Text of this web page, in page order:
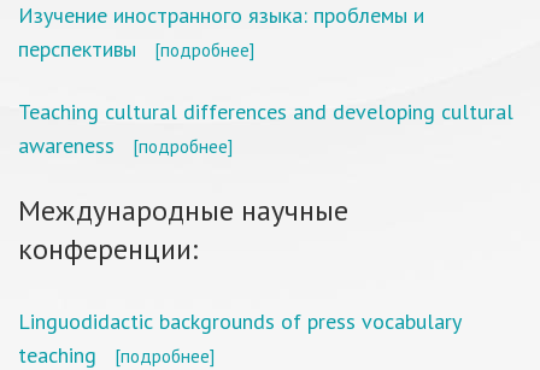
Изучение иностранного языка: проблемы и
перспективы
[подробнее]
Teaching cultural differences and developing cultural
awareness
[подробнее]
Международные научные
конференции:
Linguodidactic backgrounds of press vocabulary
teaching
[подробнее]